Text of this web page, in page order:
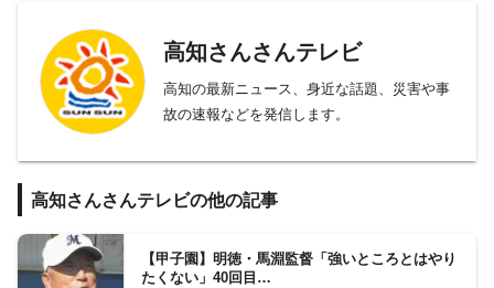
高知さんさんテレビ
高知の最新ニュース、身近な話題、災害や事
故の速報などを発信します。
高知さんさんテレビの他の記事
【甲子園】明徳・馬淵監督「強いところとはやり
たくない」40回目…